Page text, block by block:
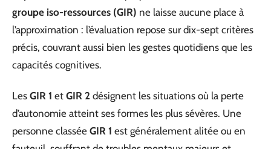
groupe iso-ressources (GIR) ne laisse aucune place à
l’approximation : l’évaluation repose sur dix-sept critères
précis, couvrant aussi bien les gestes quotidiens que les
capacités cognitives.
Les GIR 1 et GIR 2 désignent les situations où la perte
d’autonomie atteint ses formes les plus sévères. Une
personne classée GIR 1 est généralement alitée ou en